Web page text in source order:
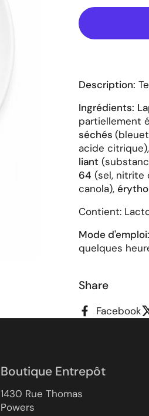
Description:
Ingrédients:
partiellement
séchés
acide citrique),
liant
64 (sel, nitrite
canola),
Contient:
Mode d'emploi:
quelques
Share
Facebook
Boutique Entrepôt
1430 Rue Thomas
Powers